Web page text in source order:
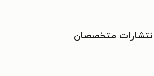
متخصصان